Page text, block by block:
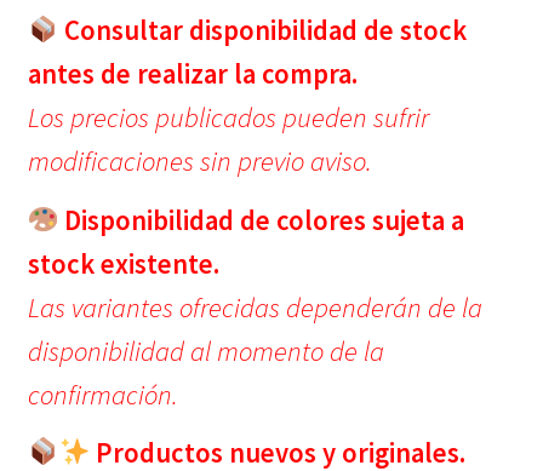
Consultar disponibilidad de stock
antes de realizar la compra.
Los precios publicados pueden sufrir
modificaciones sin previo aviso.
Disponibilidad de colores sujeta a
stock existente.
Las variantes ofrecidas dependerán de la
disponibilidad al momento de la
confirmación.
Productos nuevos y originales.